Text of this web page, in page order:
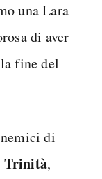
una Lara
di aver
fine del
di
Trinità,